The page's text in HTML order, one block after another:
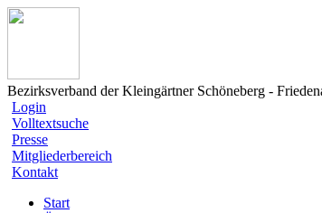
Bezirksverband der Kleingärtner Schöneberg -
Login
Volltextsuche
Presse
Mitgliederbereich
Kontakt
Start